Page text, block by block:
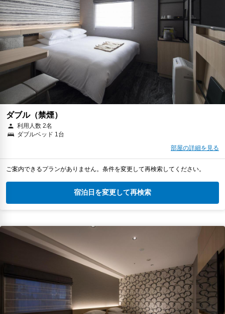
ダブル（禁煙）
利用人数 2名
ダブルベッド 1台
部屋の詳細を見る
ご案内できるプランがありません。条件を変更して再検索してください。
宿泊日を変更して再検索